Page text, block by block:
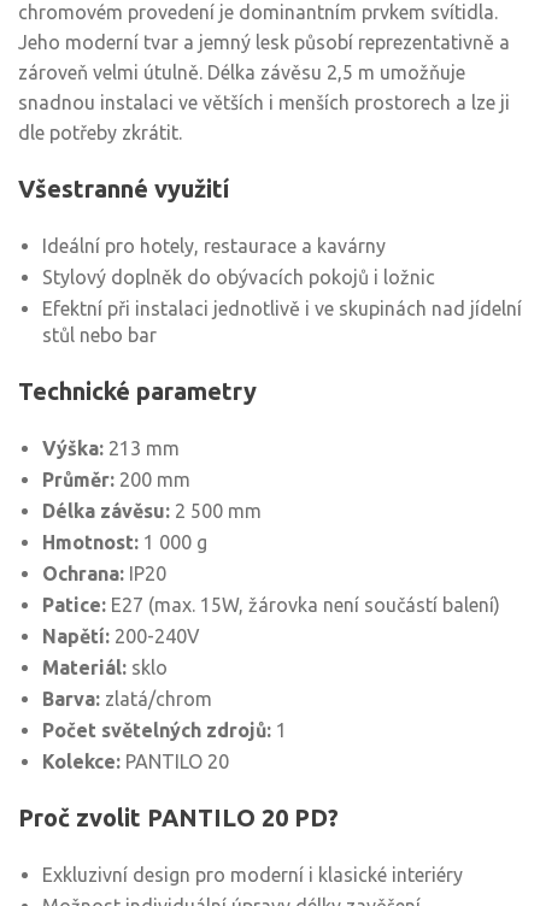
chromovém provedení je dominantním prvkem svítidla.
Jeho moderní tvar a jemný lesk působí reprezentativně a
zároveň velmi útulně. Délka závěsu 2,5 m umožňuje
snadnou instalaci ve větších i menších prostorech a lze ji
dle potřeby zkrátit.
Všestranné využití
Ideální pro hotely, restaurace a kavárny
Stylový doplněk do obývacích pokojů i ložnic
Efektní při instalaci jednotlivě i ve skupinách nad jídelní
stůl nebo bar
Technické parametry
Výška: 213 mm
Průměr: 200 mm
Délka závěsu: 2 500 mm
Hmotnost: 1 000 g
Ochrana: IP20
Patice: E27 (max. 15W, žárovka není součástí balení)
Napětí: 200-240V
Materiál: sklo
Barva: zlatá/chrom
Počet světelných zdrojů: 1
Kolekce: PANTILO 20
Proč zvolit PANTILO 20 PD?
Exkluzivní design pro moderní i klasické interiéry